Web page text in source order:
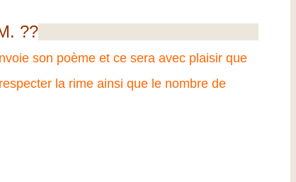
??
son poème et ce sera avec plaisir que
la rime ainsi que le nombre de